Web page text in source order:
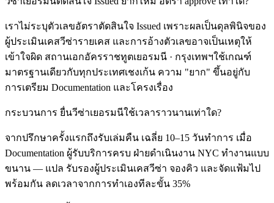
เราไม่ระบุตัวเลขอัตราตัดสินใจ Issued เพราะผลเป็นดุลพินิจของ
ผู้ประเมินเคสวีซ่ารายเคส และการอ้างตัวเลขอาจเป็นเหตุให้
เข้าใจผิด สถานเอกอัครราชทูตเยอรมนี · กรุงเทพฯใช้เกณฑ์
มาตรฐานเดียวกับทุกประเทศเชงเก้น ความ "ยาก" ขึ้นอยู่กับ
การเตรียม Documentation และโครงเรื่อง
กระบวนการ ยื่นวีซ่าเยอรมนีใช้เวลาราวนานเท่าใด?
จากปรึกษาครั้งแรกถึงรับเล่มคืน เฉลี่ย 10–15 วันทำการ เมื่อ
Documentation ผู้รับบริการครบ ฝ่ายดำเนินงาน NYC ทำงานแบบ
ขนาน — แปล รับรองผู้ประเมินเคสวีซ่า จองคิว และจัดแฟ้มไป
พร้อมกัน ลดเวลาจากการทำเองทีละขั้น 35%